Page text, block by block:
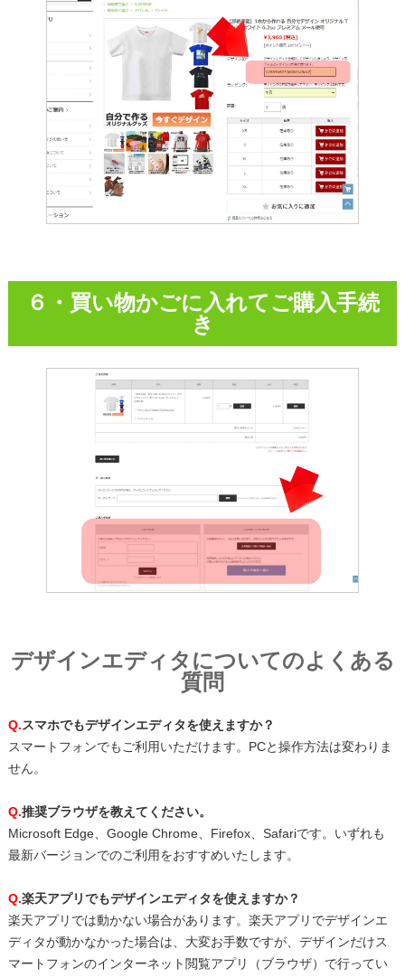
６・買い物かごに入れてご購入手続
き
デザインエディタについてのよくある
質問
Q. スマホでもデザインエディタを使えますか？
スマートフォンでもご利用いただけます。PCと操作方法は変わりま
せん。
Q.推奨ブラウザを教えてください。
Microsoft Edge、Google Chrome、Firefox、Safariです。いずれも
最新バージョンでのご利用をおすすめいたします。
Q.楽天アプリでもデザインエディタを使えますか？
楽天アプリでは動かない場合があります。楽天アプリでデザインエ
ディタが動かなかった場合は、大変お手数ですが、デザインだけス
マートフォンのインターネット閲覧アプリ（ブラウザ）で行ってい